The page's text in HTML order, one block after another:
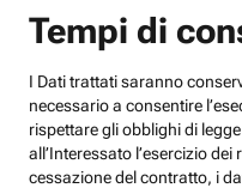
Tempi di
I Dati trattati saranno
necessario a consentire
rispettare gli obblighi di
all’Interessato l’esercizio
cessazione del contratto, i